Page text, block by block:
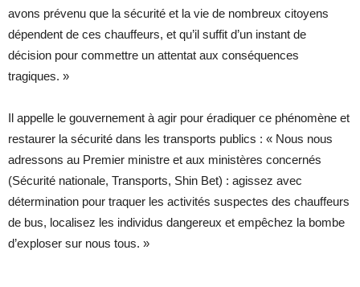
avons prévenu que la sécurité et la vie de nombreux citoyens
dépendent de ces chauffeurs, et qu’il suffit d’un instant de
décision pour commettre un attentat aux conséquences
tragiques. »
Il appelle le gouvernement à agir pour éradiquer ce phénomène et
restaurer la sécurité dans les transports publics : « Nous nous
adressons au Premier ministre et aux ministères concernés
(Sécurité nationale, Transports, Shin Bet) : agissez avec
détermination pour traquer les activités suspectes des chauffeurs
de bus, localisez les individus dangereux et empêchez la bombe
d’exploser sur nous tous. »